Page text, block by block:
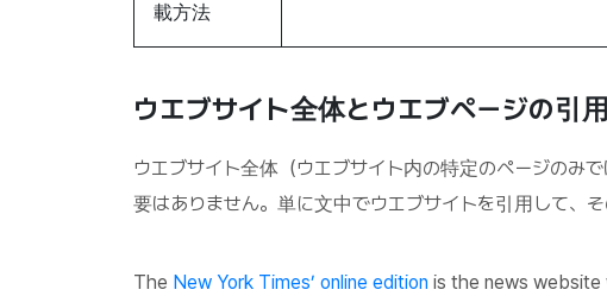
載方法
ウエブサイト全体とウエブページの引用
ウエブサイト全体（ウエブサイト内の特定のページのみ
要はありません。単に文中でウエブサイトを引用して、
The New York Times’ online edition is the news website